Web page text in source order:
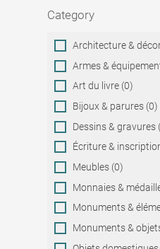
Category
Category
Architecture &
Armes &
Art du livre (0)
Bijoux & parures (0)
Dessins & gravures
Écriture &
Meubles (0)
Monnaies &
Monuments &
Monuments &